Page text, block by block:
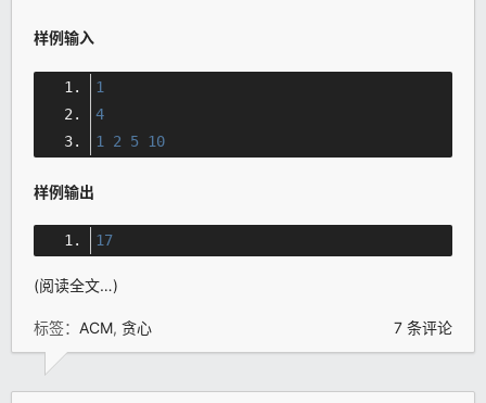
样例输入
1
4
1
2 5 10
样例输出
17
(阅读全文…)
标签： ACM, 贪心 7 条评论